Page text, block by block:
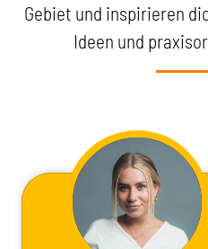
Gebiet und inspirieren
Ideen und